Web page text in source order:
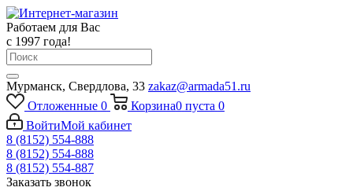
Работаем для Вас
с 1997 года!
Мурманск, Свердлова, 33 zakaz@armada51.ru
Отложенные 0 Корзина0 пуста 0
ВойтиМой кабинет
8 (8152) 554-888
8 (8152) 554-888
8 (8152) 554-887
Заказать звонок